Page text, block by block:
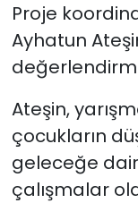
Proje
Ayhatun
Ateşin,
çocukların
geleceğe dair
çalışmalar